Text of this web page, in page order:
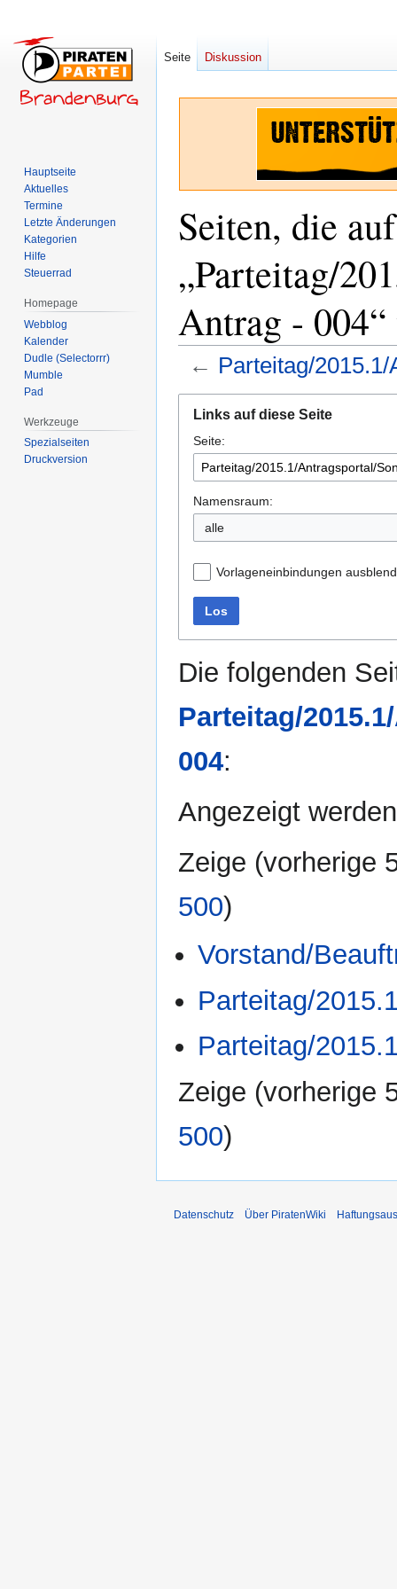
Seiten, die auf
„Parteitag/
Antrag -
← Parteitag/
Navigation
springen
Suche
springen
Links auf diese Seite
Seite:
Namensraum:
alle
Vorlageneinbindungen
Los
Die folgenden
Parteitag/
004:
Angezeigt
Zeige (vorherige
500)
Vorstand/
Parteitag/
Parteitag/
Zeige (vorherige
500)
Seite Diskussion
Hauptseite
Aktuelles
Termine
Letzte Änderungen
Kategorien
Hilfe
Steuerrad
Homepage
Webblog
Kalender
Dudle (Selectorrr)
Mumble
Pad
Werkzeuge
Spezialseiten
Druckversion
Datenschutz Über PiratenWiki